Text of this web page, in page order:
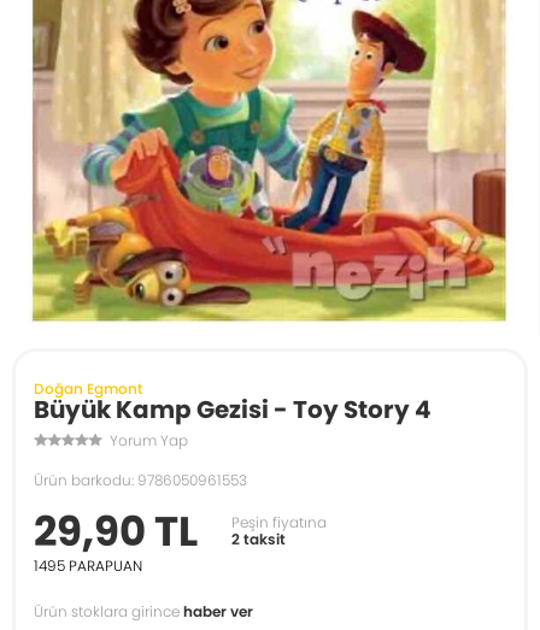
Doğan Egmont
Büyük Kamp Gezisi - Toy Story 4
Yorum Yap
Ürün barkodu: 9786050961553
29,90 TL
Peşin fiyatına
2 taksit
1495 PARAPUAN
Ürün stoklara girincehaber ver